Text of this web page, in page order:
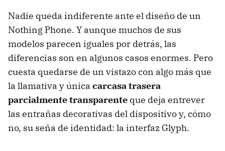
Nadie queda indiferente ante el diseño de un
Nothing Phone. Y aunque muchos de sus
modelos parecen iguales por detrás, las
diferencias son en algunos casos enormes. Pero
cuesta quedarse de un vistazo con algo más que
la llamativa y única carcasa trasera
parcialmente transparente que deja entrever
las entrañas decorativas del dispositivo y, cómo
no, su seña de identidad: la interfaz Glyph.